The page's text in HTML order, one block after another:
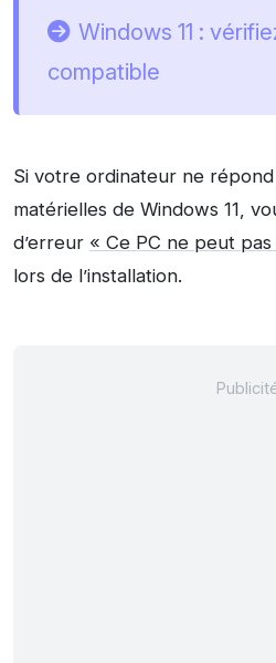
Windows 11 :
compatible
Si votre ordinateur ne
matérielles de Windows 11,
d’erreur « Ce PC ne peut
lors de l’installation.